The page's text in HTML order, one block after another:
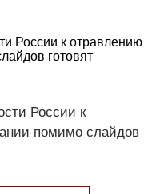
России к отравлению
готовят
России к
помимо слайдов